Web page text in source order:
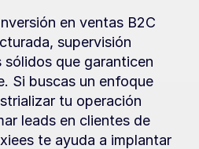
en ventas B2C
supervisión
que garanticen
Si buscas un enfoque
tu operación
leads en clientes de
te ayuda a implantar